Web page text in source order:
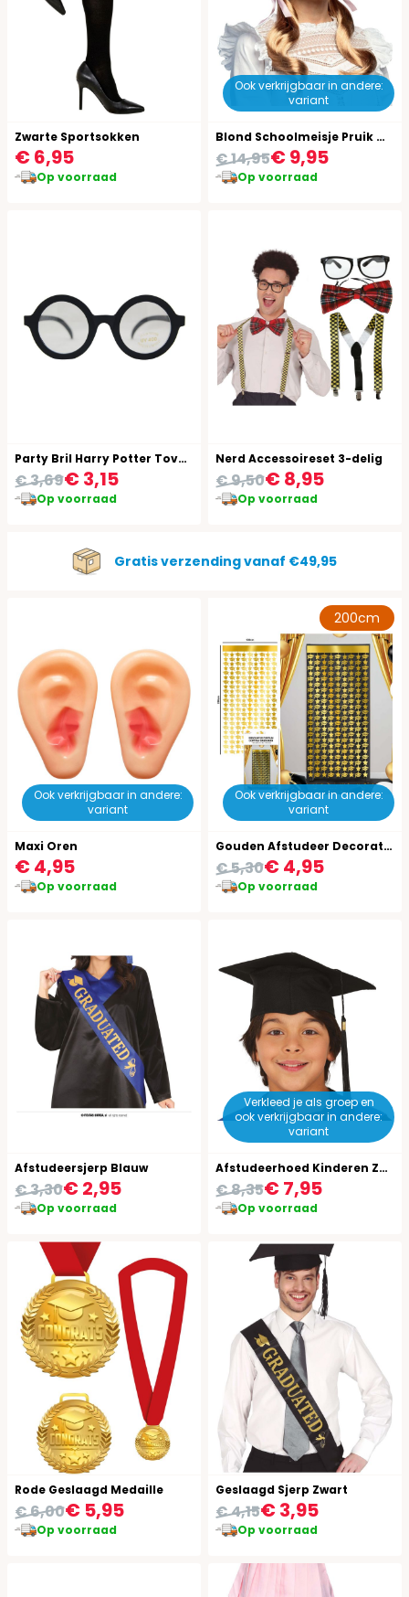
Zwarte Sportsokken
€ 6,95
Op voorraad
Ook verkrijgbaar in andere:
variant
Blond Schoolmeisje Pruik met Strikjes
€ 9,95
€ 14,95
Op voorraad
Party Bril Harry Potter Tovenaar
€ 3,15
€ 3,69
Op voorraad
Nerd Accessoireset 3-delig
€ 8,95
€ 9,50
Op voorraad
Gratis verzending vanaf €49,95
Ook verkrijgbaar in andere:
variant
Maxi Oren
€ 4,95
Op voorraad
Ook verkrijgbaar in andere:
variant
200cm
Gouden Afstudeer Decoratie Gordijn
€ 4,95
€ 5,30
Op voorraad
Afstudeersjerp Blauw
€ 2,95
€ 3,30
Op voorraad
Verkleed je als groep en
ook verkrijgbaar in andere:
variant
Afstudeerhoed Kinderen Zwart
€ 7,95
€ 8,35
Op voorraad
Rode Geslaagd Medaille
€ 5,95
€ 6,00
Op voorraad
Geslaagd Sjerp Zwart
€ 3,95
€ 4,15
Op voorraad